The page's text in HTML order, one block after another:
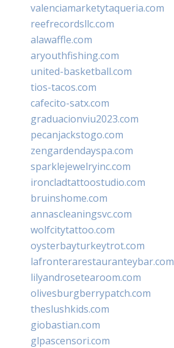
valenciamarketytaqueria.com
reefrecordsllc.com
alawaffle.com
aryouthfishing.com
united-basketball.com
tios-tacos.com
cafecito-satx.com
graduacionviu2023.com
pecanjackstogo.com
zengardendayspa.com
sparklejewelryinc.com
ironcladtattoostudio.com
bruinshome.com
annascleaningsvc.com
wolfcitytattoo.com
oysterbayturkeytrot.com
lafronterarestauranteybar.com
lilyandrosetearoom.com
olivesburgberrypatch.com
theslushkids.com
giobastian.com
glpascensori.com